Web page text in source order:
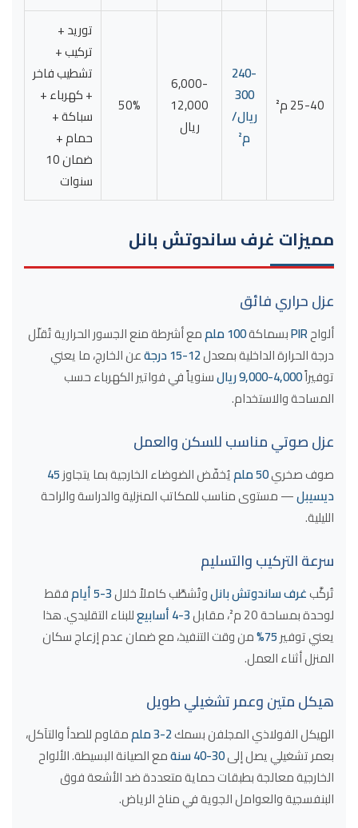
25-40 م²
240-
300
ريال/
م²
6,000-
12,000
ريال
50%
توريد +
تركيب +
تشطيب فاخر
+ كهرباء +
سباكة +
حمام +
ضمان 10
سنوات
مميزات غرف ساندوتش بانل
عزل حراري فائق
ألواحPIRبسماكة100 ملم
مع أشرطة منع الجسور الحرارية تُقلّل
درجة الحرارة الداخلية بمعدل12-15 درجة
عن الخارج، ما يعني
توفيراً4,000-9,000 ريال
سنوياً في فواتير الكهرباء حسب
المساحة والاستخدام.
عزل صوتي مناسب للسكن والعمل
صوف صخري50 ملم يُخفّض الضوضاء الخارجية بما يتجاوز45
ديسيبل— مستوى مناسب للمكاتب المنزلية والدراسة والراحة
الليلية.
سرعة التركيب والتسليم
تُركَّبغرف ساندوتش بانلوتُشطَّب كاملاً خلال3-5 أيام
فقط
لوحدة بمساحة 20 م²، مقابل
3-4 أسابيع
للبناء التقليدي. هذا
يعني توفير75% من وقت التنفيذ، مع ضمان عدم إزعاج سكان
المنزل أثناء العمل.
هيكل متين وعمر تشغيلي طويل
الهيكل الفولاذي المجلفن بسمك2-3 ملم
مقاوم للصدأ والتآكل،
بعمر تشغيلي يصل إلى30-40 سنة
مع الصيانة البسيطة. الألواح
الخارجية معالجة بطبقات حماية متعددة ضد الأشعة فوق
البنفسجية والعوامل الجوية في مناخ الرياض.